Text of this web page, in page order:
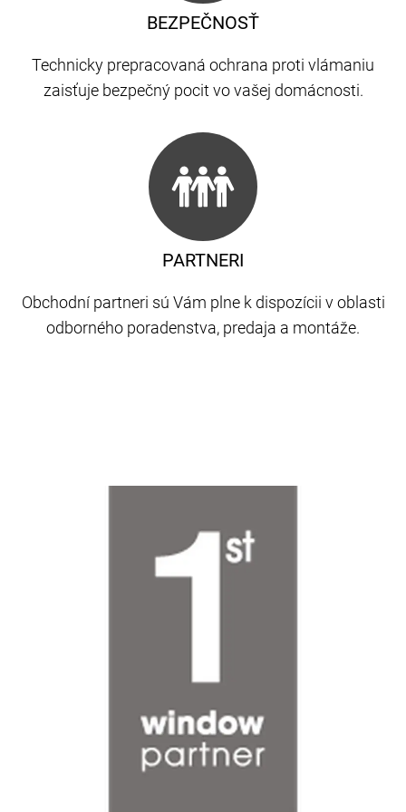
PARTNERI
Obchodní partneri sú Vám plne k dispozícii v oblasti
odborného poradenstva, predaja a montáže.
BEZPEČNOSŤ
Technicky prepracovaná ochrana proti vlámaniu
zaisťuje bezpečný pocit vo vašej domácnosti.